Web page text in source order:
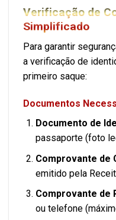
Verificação de
Simplificado
Para garantir
a verificação de
primeiro saque:
Documentos
Documento de
passaporte (foto
Comprovante de
emitido pela
Comprovante de
ou telefone